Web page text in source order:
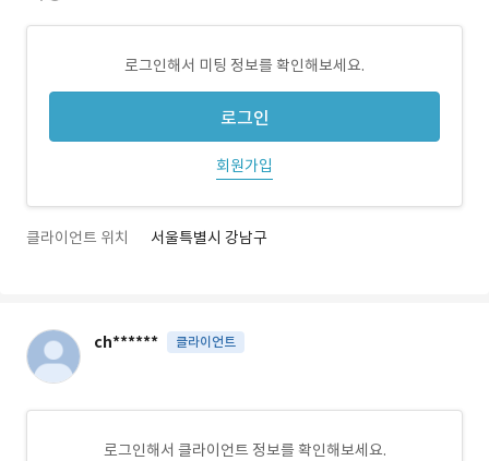
로그인해서 미팅 정보를 확인해보세요.
로그인
회원가입
클라이언트 위치 서울특별시 강남구
ch****** 클라이언트
로그인해서 클라이언트 정보를 확인해보세요.